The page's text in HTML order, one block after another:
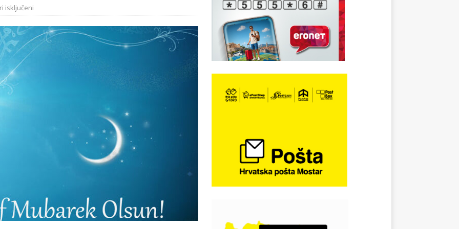
Vozači satima čekaju, dok se drugi ubacuju sa strane
VIJESTI
29. srpnja 2018, preminuo je glazbeni genij Oliver Dragojević
o Oluji: Hrvati imaju što slaviti, dobili su ono što im povijesno
isključeni